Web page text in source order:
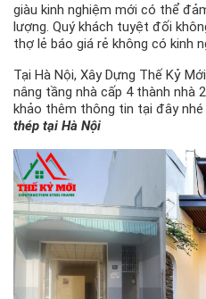
giàu kinh nghiệm mới có thể
lượng. Quý khách tuyệt đối
thợ lẻ báo giá rẻ không có kinh
Tại Hà Nội, Xây Dựng Thế Kỷ
nâng tầng nhà cấp 4 thành nhà
khảo thêm thông tin tại đây nhé
thép tại Hà Nội